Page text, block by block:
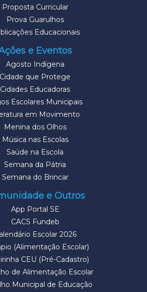
Proposta Curricular
Prova Guarulhos
Educacionais
e Eventos
Agosto Indígena
Cidade que Protege
Cidades Educadoras
Escolares Municipais
em Movimento
Menina dos Olhos
Música nas Escolas
Saúde na Escola
Semana da Pátria
Semana do Brincar
e Outros
App Portal SE
CACS Fundeb
Escolar 2026
(Alimentação Escolar)
CEU (Pré-Cadastro)
de Alimentação Escolar
Municipal de Educação